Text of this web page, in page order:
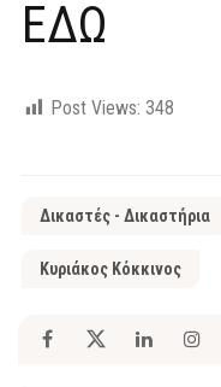
ΕΔΩ
Post Views: 348
Δικαστές - Δικαστήρια
Κυριάκος Κόκκινος